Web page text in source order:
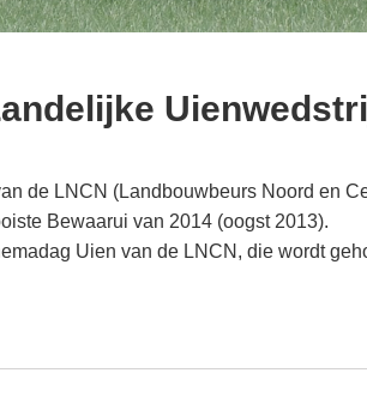
de LNCN (Landbouwbeurs Noord en
Bewaarui van 2014 (oogst 2013).
Uien van de LNCN, die wordt